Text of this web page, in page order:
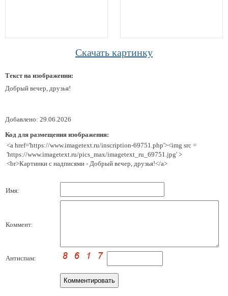
Скачать картинку
Текст на изображении:
Добрый вечер, друзья!
Добавлено: 29.06.2026
Код для размещения изображения:
<a href='https://www.imagetext.ru/inscription-69751.php'><img src =
'https://www.imagetext.ru/pics_max/imagetext_ru_69751.jpg' >
<br>Картинки с надписями - Добрый вечер, друзья!</a>
Имя:
Коммент:
Антиспам: